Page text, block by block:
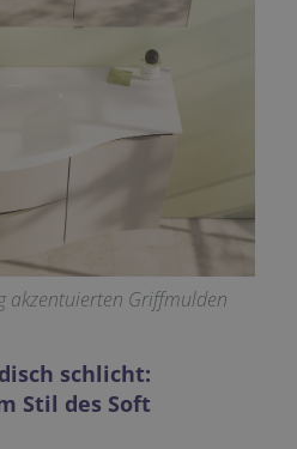
akzentuierten Griffmulden
schlicht:
Stil des Soft